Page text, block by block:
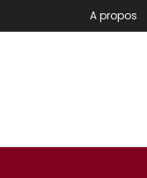
A propos